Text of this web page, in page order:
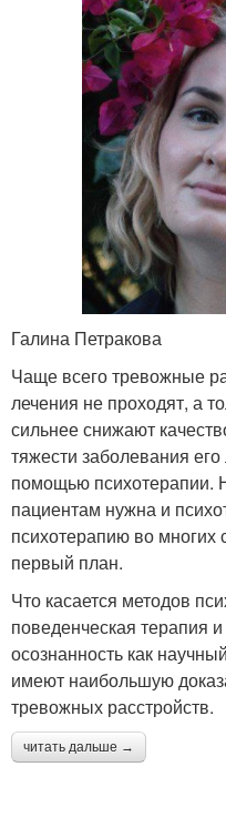
Галина Петракова
Чаще всего тревожные
лечения не проходят, а
сильнее снижают
тяжести заболевания
помощью психотерапии.
пациентам нужна и
психотерапию во
первый план.
Что касается методов
поведенческая терапия
осознанность как
имеют наибольшую
тревожных расстройств.
читать дальше →